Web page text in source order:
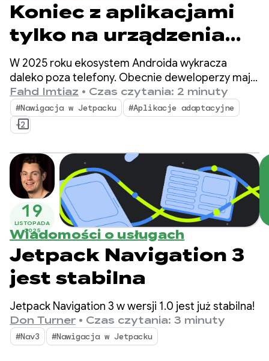
Koniec z aplikacjami
tylko na urządzenia
mobilne, witajcie
aplikacje
adaptacyjne: 3 ważne
aktualizacje z 2025 r.
dotyczące tworzenia
aplikacji
adaptacyjnych
W 2025 roku ekosystem Androida wykracza
daleko poza telefony. Obecnie deweloperzy mają
możliwość dotarcia do ponad 500 milionów
aktywnych urządzeń, w tym urządzeń składanych,
tabletów, urządzeń XR, Chromebooków
i kompatybilnych samochodów.
Fahd Imtiaz • Czas czytania: 2 minuty
#Nawigacja w Jetpacku
#Aplikacje adaptacyjne
+2
19
LISTOPADA
2025
Wiadomości o usługach
Jetpack Navigation 3
jest stabilna
Jetpack Navigation 3 w wersji 1.0 jest już stabilna!
Don Turner • Czas czytania: 3 minuty
#Nav3 #Nawigacja w Jetpacku